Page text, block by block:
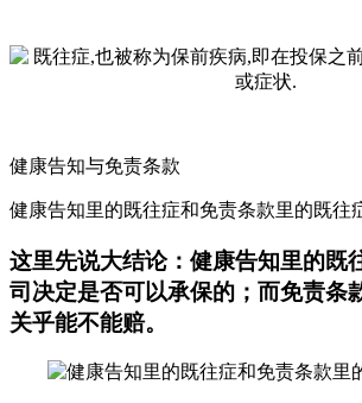
健康告知与免责条款
健康告知里的既往症和免责条款里的既往
这里先说大结论：健康告知里的既
司决定是否可以承保的；而免责条
关乎能不能赔。